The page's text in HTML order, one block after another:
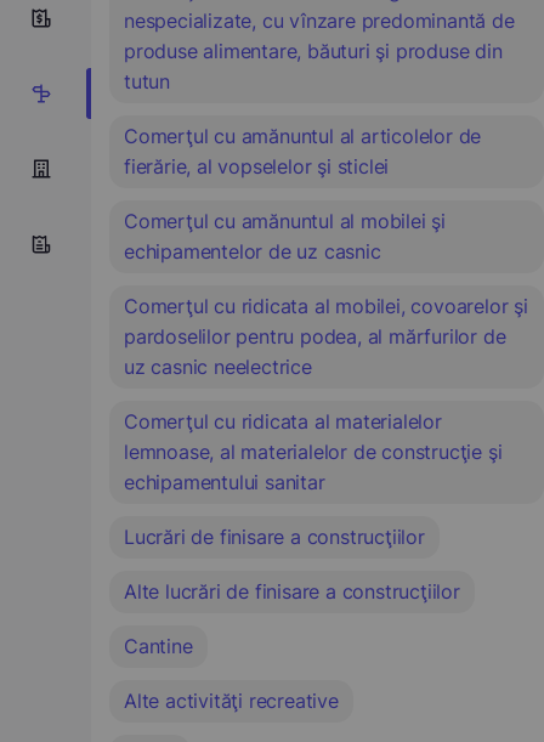
0
nespecializate, cu vînzare predominantă de
produse alimentare, băuturi şi produse din
tutun
Comerţul cu amănuntul al articolelor de
fierărie, al vopselelor şi sticlei
Comerţul cu amănuntul al mobilei şi
echipamentelor de uz casnic
Comerţul cu ridicata al mobilei, covoarelor şi
pardoselilor pentru podea, al mărfurilor de
uz casnic neelectrice
Comerţul cu ridicata al materialelor
lemnoase, al materialelor de construcţie şi
echipamentului sanitar
Lucrări de finisare a construcţiilor
Alte lucrări de finisare a construcţiilor
Cantine
Alte activităţi recreative